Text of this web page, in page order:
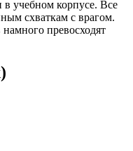
в учебном корпусе. Все
схваткам с врагом.
превосходят